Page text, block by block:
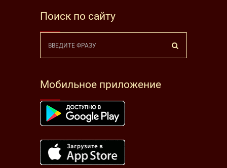
Поиск по сайту
Мобильное приложение